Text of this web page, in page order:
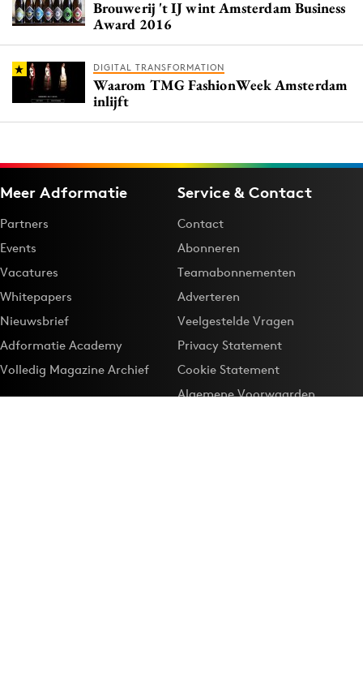
Brouwerij 't IJ wint Amsterdam Business
Award 2016
DIGITAL TRANSFORMATION
Waarom TMG FashionWeek Amsterdam
inlijft
Meer Adformatie
Partners
Events
Vacatures
Whitepapers
Nieuwsbrief
Adformatie Academy
Volledig Magazine Archief
Service & Contact
Contact
Abonneren
Teamabonnementen
Adverteren
Veelgestelde Vragen
Privacy Statement
Cookie Statement
Algemene Voorwaarden